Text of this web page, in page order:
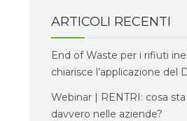
ARTICOLI RECENTI
End of Waste per i rifiuti
chiarisce l’applicazione del
Webinar | RENTRI: cosa
davvero nelle aziende?